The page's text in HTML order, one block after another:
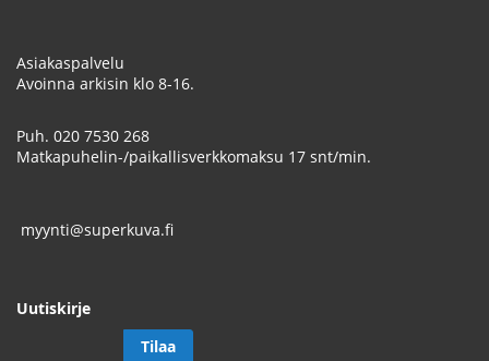
Asiakaspalvelu
Avoinna arkisin klo 8-16.
Puh. 020 7530 268
Matkapuhelin-/paikallisverkkomaksu 17 snt/min.
myynti@superkuva.fi
Uutiskirje
Tilaa